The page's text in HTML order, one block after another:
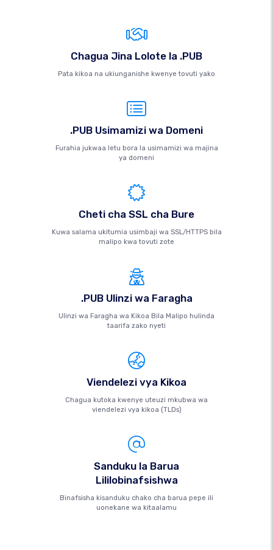
Chagua Jina Lolote la .PUB
Pata kikoa na ukiunganishe kwenye tovuti yako
.PUB Usimamizi wa Domeni
Furahia jukwaa letu bora la usimamizi wa majina
ya domeni
Cheti cha SSL cha Bure
Kuwa salama ukitumia usimbaji wa SSL/HTTPS bila
malipo kwa tovuti zote
.PUB Ulinzi wa Faragha
Ulinzi wa Faragha wa Kikoa Bila Malipo hulinda
taarifa zako nyeti
Viendelezi vya Kikoa
Chagua kutoka kwenye uteuzi mkubwa wa
viendelezi vya kikoa (TLDs)
Sanduku la Barua
Lililobinafsishwa
Binafsisha kisanduku chako cha barua pepe ili
uonekane wa kitaalamu